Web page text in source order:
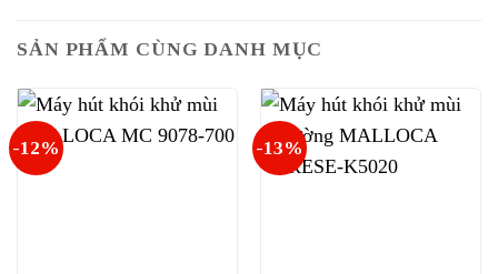
SẢN PHẨM CÙNG DANH MỤC
-12% -13%